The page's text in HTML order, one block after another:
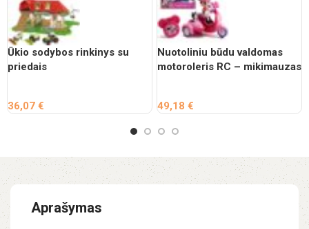
Ūkio sodybos rinkinys su
priedais
36,07€
Nuotoliniu būdu valdomas
motoroleris RC – mikimauzas
49,18 €
Aprašymas